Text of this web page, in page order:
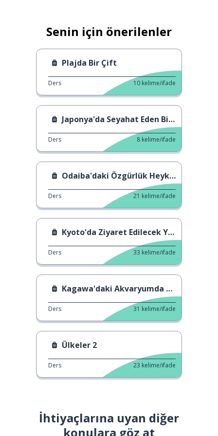
Senin için önerilenler
Plajda Bir Çift
Ders 10 kelime/ifade
Japonya'da Seyahat Eden Bir Kişi
Ders 8 kelime/ifade
Odaiba'daki Özgürlük Heykeli
Ders 21 kelime/ifade
Kyoto'da Ziyaret Edilecek Yerler
Ders 33 kelime/ifade
Kagawa'daki Akvaryumda Randevu
Ders 31 kelime/ifade
Ülkeler 2
Ders 23 kelime/ifade
İhtiyaçlarına uyan diğer
konulara göz at